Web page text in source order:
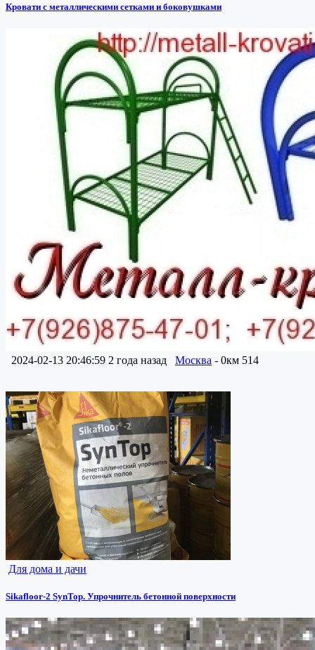
Кровати с металлическими сетками и боковушками
2024-02-13 20:46:59 2 года назад Москва - 0км 514
Для дома и дачи
Sikafloor-2 SynTop. Упрочнитель бетонной поверхности